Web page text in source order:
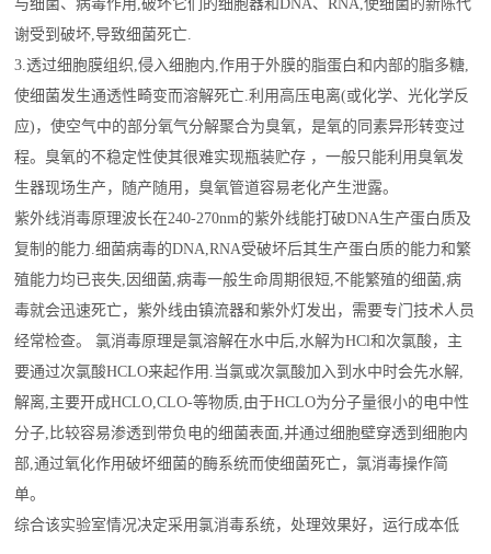
与细菌、病毒作用,破坏它们的细胞器和DNA、RNA,使细菌的新陈代
谢受到破坏,导致细菌死亡.
3.透过细胞膜组织,侵入细胞内,作用于外膜的脂蛋白和内部的脂多糖,
使细菌发生通透性畸变而溶解死亡.利用高压电离(或化学、光化学反
应)，使空气中的部分氧气分解聚合为臭氧，是氧的同素异形转变过
程。臭氧的不稳定性使其很难实现瓶装贮存 ，一般只能利用臭氧发
生器现场生产，随产随用，臭氧管道容易老化产生泄露。
紫外线消毒原理波长在240-270nm的紫外线能打破DNA生产蛋白质及
复制的能力.细菌病毒的DNA,RNA受破坏后其生产蛋白质的能力和繁
殖能力均已丧失,因细菌,病毒一般生命周期很短,不能繁殖的细菌,病
毒就会迅速死亡，紫外线由镇流器和紫外灯发出，需要专门技术人员
经常检查。 氯消毒原理是氯溶解在水中后,水解为HCl和次氯酸，主
要通过次氯酸HCLO来起作用.当氯或次氯酸加入到水中时会先水解,
解离,主要开成HCLO,CLO-等物质,由于HCLO为分子量很小的电中性
分子,比较容易渗透到带负电的细菌表面,并通过细胞壁穿透到细胞内
部,通过氧化作用破坏细菌的酶系统而使细菌死亡，氯消毒操作简
单。
综合该实验室情况决定采用氯消毒系统，处理效果好，运行成本低